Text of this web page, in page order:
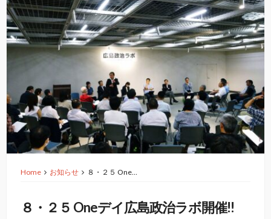
Home お知らせ ８・２５ One…
８・２５ Oneデイ広島政治ラボ開催!!